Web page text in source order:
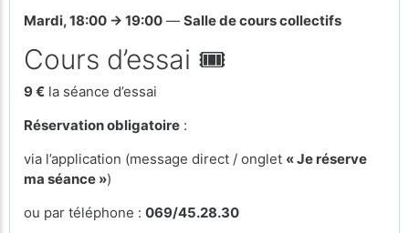
Mardi, 18:00 → 19:00 — Salle de cours collectifs
Cours d’essai 🎟️
9 € la séance d’essai
Réservation obligatoire :
via l’application (message direct / onglet « Je réserve
ma séance »)
ou par téléphone : 069/45.28.30